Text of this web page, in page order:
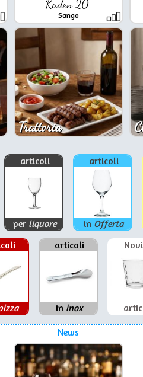
Kaden 20
Sango
Trattoria
articoli
per liquore
articoli
in Offerta
articoli
in inox
News